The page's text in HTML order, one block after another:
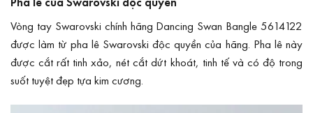
Vòng tay Swarovski chính hãng Dancing Swan Bangle 5614122
được làm từ pha lê Swarovski độc quyền của hãng. Pha lê này
được cắt rất tinh xảo, nét cắt dứt khoát, tinh tế và có độ trong
suốt tuyệt đẹp tựa kim cương.